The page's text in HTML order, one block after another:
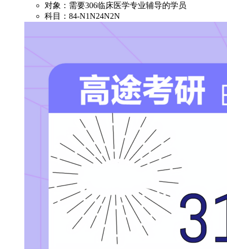
对象：需要306临床医学专业辅导的学员
科目：84-N1N24N2N